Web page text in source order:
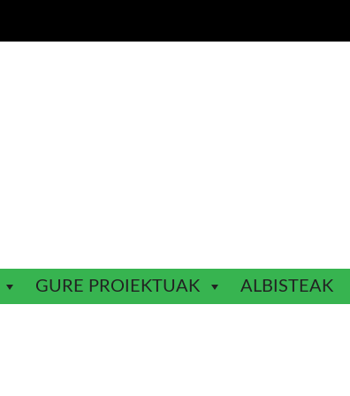
GURE PROIEKTUAK ALBISTEAK